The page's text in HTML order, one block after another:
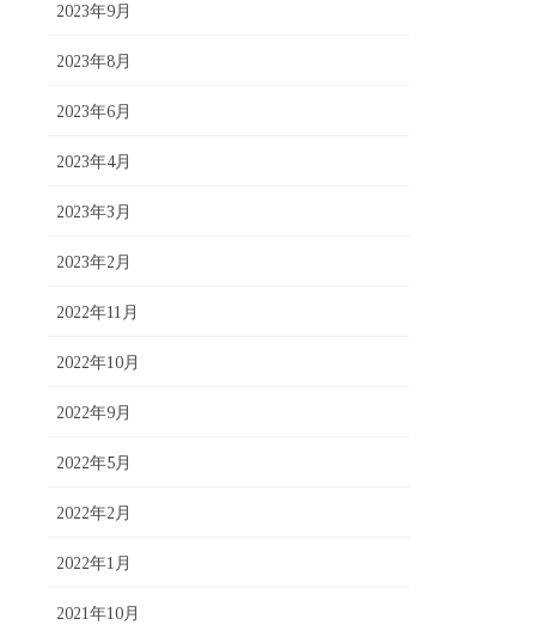
2023年9月
2023年8月
2023年6月
2023年4月
2023年3月
2023年2月
2022年11月
2022年10月
2022年9月
2022年5月
2022年2月
2022年1月
2021年10月